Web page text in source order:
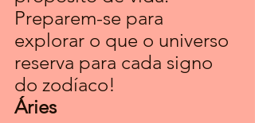
Preparem-se para
explorar o que o universo
reserva para cada signo
do zodíaco!
Áries